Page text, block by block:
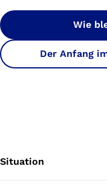
Wie
Der Anfang
Situation